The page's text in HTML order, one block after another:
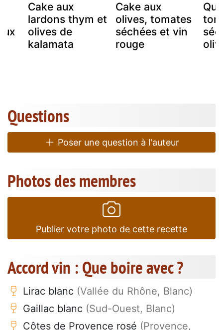
Cake aux
lardons thym et
olives de
kalamata
Cake aux
olives, tomates
séchées et vin
rouge
Questions
Poser une question à l'auteur
Photos des membres
Publier votre photo de cette recette
Accord vin : Que boire avec ?
Lirac blanc (Vallée du Rhône, Blanc)
Gaillac blanc (Sud-Ouest, Blanc)
Côtes de Provence rosé (Provence,